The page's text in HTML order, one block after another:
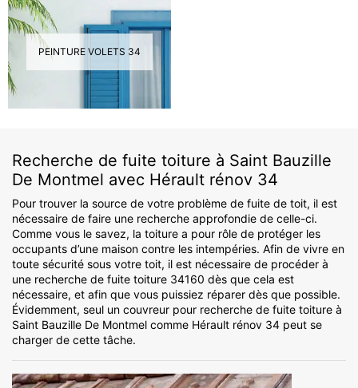
PEINTURE VOLETS 34
Recherche de fuite toiture à Saint Bauzille
De Montmel avec Hérault rénov 34
Pour trouver la source de votre problème de fuite de toit, il est
nécessaire de faire une recherche approfondie de celle-ci.
Comme vous le savez, la toiture a pour rôle de protéger les
occupants d’une maison contre les intempéries. Afin de vivre en
toute sécurité sous votre toit, il est nécessaire de procéder à
une recherche de fuite toiture 34160 dès que cela est
nécessaire, et afin que vous puissiez réparer dès que possible.
Évidemment, seul un couvreur pour recherche de fuite toiture à
Saint Bauzille De Montmel comme Hérault rénov 34 peut se
charger de cette tâche.